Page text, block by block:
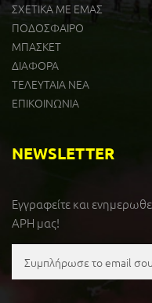
ΣΧΕΤΙΚΑ ΜΕ ΕΜΑΣ
ΠΟΔΟΣΦΑΙΡΟ
ΜΠΑΣΚΕΤ
ΔΙΑΦΟΡΑ
ΤΕΛΕΥΤΑΙΑ ΝΕΑ
ΕΠΙΚΟΙΝΩΝΙΑ
NEWSLETTER
Εγγραφείτε και
ΑΡΗ μας!